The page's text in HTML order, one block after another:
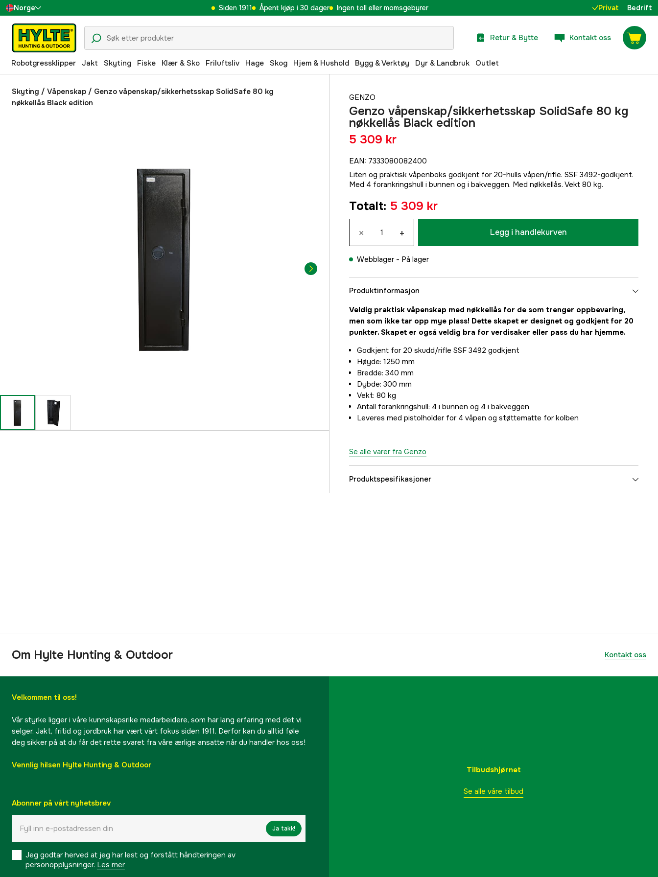
Norge
Sverige
Danmark
Suomi
Deutschland
Siden 1911 Åpent kjøp i 30 dager Ingen toll eller momsgebyrer Privat Bedrift
Retur & Bytte Kontakt oss
Robotgressklipper Jakt Skyting Fiske Klær & Sko Friluftsliv Hage Skog Hjem & Hushold Bygg & Verktøy Dyr & Landbruk Outlet
Skyting / Våpenskap / Genzo våpenskap/sikkerhetsskap SolidSafe 80 kg
nøkkellås Black edition
GENZO
Genzo våpenskap/sikkerhetsskap SolidSafe 80 kg
nøkkellås Black edition
5 309 kr
EAN: 7333080082400
Liten og praktisk våpenboks godkjent for 20-hulls våpen/rifle. SSF 3492-godkjent.
Med 4 forankringshull i bunnen og i bakveggen. Med nøkkellås. Vekt 80 kg.
Totalt: 5 309 kr
× + Legg i handlekurven
Webblager - På lager
Produktinformasjon
Veldig praktisk våpenskap med nøkkellås for de som trenger oppbevaring,
men som ikke tar opp mye plass! Dette skapet er designet og godkjent for 20
punkter. Skapet er også veldig bra for verdisaker eller pass du har hjemme.
Godkjent for 20 skudd/rifle SSF 3492 godkjent
Høyde: 1250 mm
Bredde: 340 mm
Dybde: 300 mm
Vekt: 80 kg
Antall forankringshull: 4 i bunnen og 4 i bakveggen
Leveres med pistolholder for 4 våpen og støttematte for kolben
Se alle varer fra Genzo
Produktspesifikasjoner
7333080082400
Om Hylte Hunting & Outdoor Kontakt oss
Velkommen til oss!
Vår styrke ligger i våre kunnskapsrike medarbeidere, som har lang erfaring med det vi
selger. Jakt, fritid og jordbruk har vært vårt fokus siden 1911. Derfor kan du alltid føle
deg sikker på at du får det rette svaret fra våre ærlige ansatte når du handler hos oss!
Vennlig hilsen Hylte Hunting & Outdoor
Abonner på vårt nyhetsbrev
Ja takk!
Jeg godtar herved at jeg har lest og forstått håndteringen av
personopplysninger. Les mer
Tilbudshjørnet
Se alle våre tilbud